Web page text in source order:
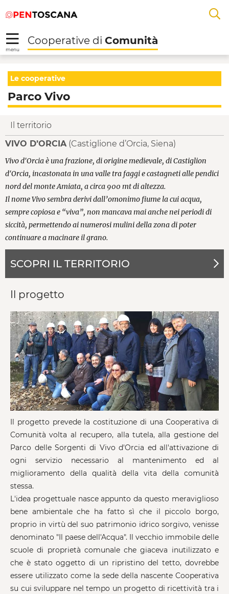
Saltar al contenido principal
alal
menu
Cooperative di Comunità
Parco Vivo -
Le cooperative
Parco Vivo
Il territorio
VIVO D’ORCIA (Castiglione d’Orcia, Siena)
Vivo d'Orcia è una frazione, di origine medievale, di Castiglion
d'Orcia, incastonata in una valle tra faggi e castagneti alle pendici
nord del monte Amiata, a circa 900 mt di altezza.
Il nome Vivo sembra derivi dall’omonimo fiume la cui acqua,
sempre copiosa e “viva”, non mancava mai anche nei periodi di
siccità, permettendo ai numerosi mulini della zona di poter
continuare a macinare il grano.
SCOPRI IL TERRITORIO
Il progetto
Il progetto prevede la costituzione di una Cooperativa di
Comunità volta al recupero, alla tutela, alla gestione del
Parco delle Sorgenti di Vivo d'Orcia ed all'attivazione di
ogni servizio necessario al mantenimento ed al
miglioramento della qualità della vita della comunità
stessa.
L'idea progettuale nasce appunto da questo meraviglioso
bene ambientale che ha fatto sì che il piccolo borgo,
proprio in virtù del suo patrimonio idrico sorgivo, venisse
denominato "Il paese dell'Acqua". Il vecchio immobile delle
scuole di proprietà comunale che giaceva inutilizzato e
che è stato oggetto di un ripristino del tetto, dovrebbe
essere utilizzato come la sede della nascente Cooperativa
su cui sviluppare nel tempo un progetto di ricettività tra i